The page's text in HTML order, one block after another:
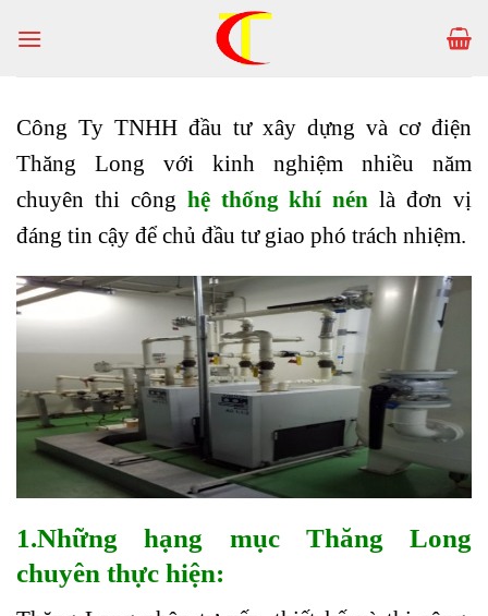
Công Ty TNHH đầu tư xây dựng và cơ điện
Thăng Long với kinh nghiệm nhiều năm
chuyên thi công hệ thống khí nén là đơn vị
đáng tin cậy để chủ đầu tư giao phó trách nhiệm.
1.Những hạng mục Thăng Long
chuyên thực hiện: